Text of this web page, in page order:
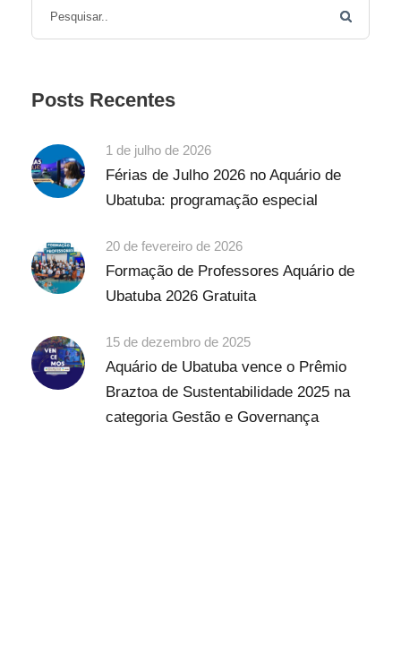
Posts Recentes
1 de julho de 2026
Férias de Julho 2026 no Aquário de
Ubatuba: programação especial
20 de fevereiro de 2026
Formação de Professores Aquário de
Ubatuba 2026 Gratuita
15 de dezembro de 2025
Aquário de Ubatuba vence o Prêmio
Braztoa de Sustentabilidade 2025 na
categoria Gestão e Governança